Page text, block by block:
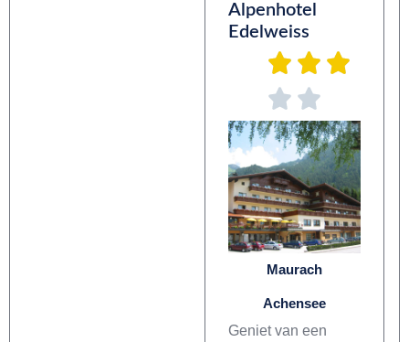
Alpenhotel
Edelweiss
Maurach
Achensee
Geniet van een